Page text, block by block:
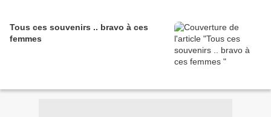
Tous ces souvenirs .. bravo à ces
femmes